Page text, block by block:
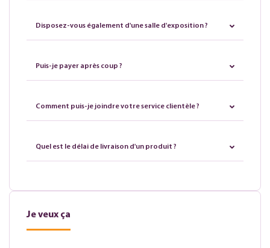
Disposez-vous également d'une salle d'exposition ?
Puis-je payer après coup ?
Comment puis-je joindre votre service clientèle ?
Quel est le délai de livraison d'un produit ?
Je veux ça